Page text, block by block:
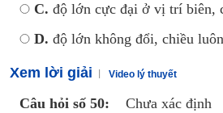
C. độ lớn cực đại ở vị trí biên,
D. độ lớn không đổi, chiều
Xem lời giải Video lý thuyết
Câu hỏi số 50:
Chưa xác định